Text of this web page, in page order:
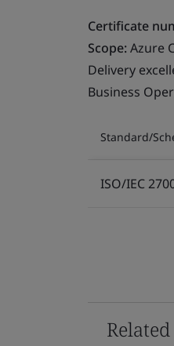
Certificate
Scope:Azure
Delivery
Business
Standard/
ISO/IEC
Related